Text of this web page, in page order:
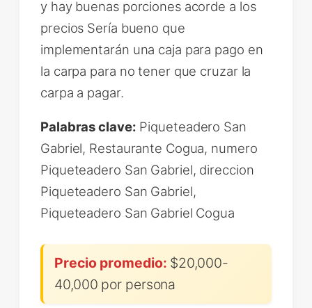
y hay buenas porciones acorde a los
precios Sería bueno que
implementarán una caja para pago en
la carpa para no tener que cruzar la
carpa a pagar.
Palabras clave: Piqueteadero San
Gabriel, Restaurante Cogua, numero
Piqueteadero San Gabriel, direccion
Piqueteadero San Gabriel,
Piqueteadero San Gabriel Cogua
Precio promedio: $20,000-
40,000 por persona